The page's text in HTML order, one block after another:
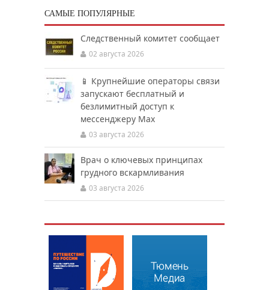
САМЫЕ ПОПУЛЯРНЫЕ
Следственный комитет сообщает
02 августа 2026
📱 Крупнейшие операторы связи
запускают бесплатный и
безлимитный доступ к
мессенджеру Мах
03 августа 2026
Врач о ключевых принципах
грудного вскармливания
03 августа 2026